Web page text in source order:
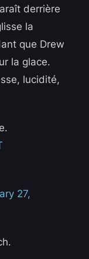
derrière
la
que Drew
la glace.
lucidité,
27,